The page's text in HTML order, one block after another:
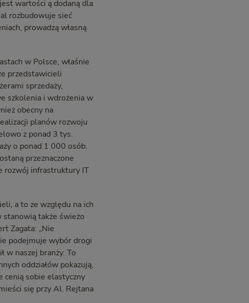
wartości ą dodaną dla
rozbudowuje sieć
prowadzą własną
w Polsce, właśnie
przedstawicieli
sprzedaży,
szkolenia i wdrożenia w
obecny na
planów rozwoju
z ponad 3 tys.
o ponad 1 000 osób.
przeznaczone
rozwój infrastruktury IT
a to ze względu na ich
także świeżo
Zagata: „Nie
podejmuje wybór drogi
w naszej branży. To
oddziałów pokazują,
cenią sobie elastyczny
się przy Al. Rejtana